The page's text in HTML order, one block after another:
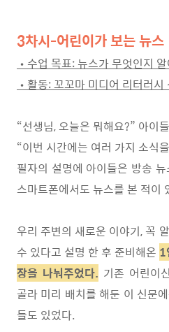
3차시-어린이가 보는 뉴스
• 수업 목표:뉴스가 무엇인지
• 활동:꼬꼬마 미디어 리터러시
“선생님,오늘은 뭐해요?” 아이
“이번 시간에는 여러 가지 소식
필자의 설명에 아이들은 방송
스마트폰에서도 뉴스를 본 적이
우리 주변의 새로운 이야기, 꼭
수 있다고 설명 한 후 준비해온 1
장을 나눠주었다. 기존 어린이
골라 미리 배치를 해둔 이 신문
들도 있었다.